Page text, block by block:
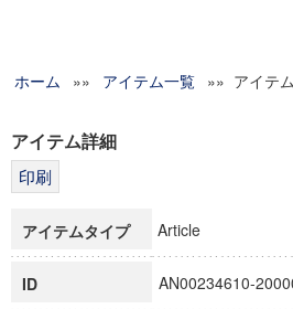
グローバルリサーチインスティ
科学研究費補助金研究成果報告書
博士課程教育リーディングプロ
ホーム »» アイテム一覧 »» アイテ
アイテム詳細
アイテムタイプ Article
ID AN00234610-